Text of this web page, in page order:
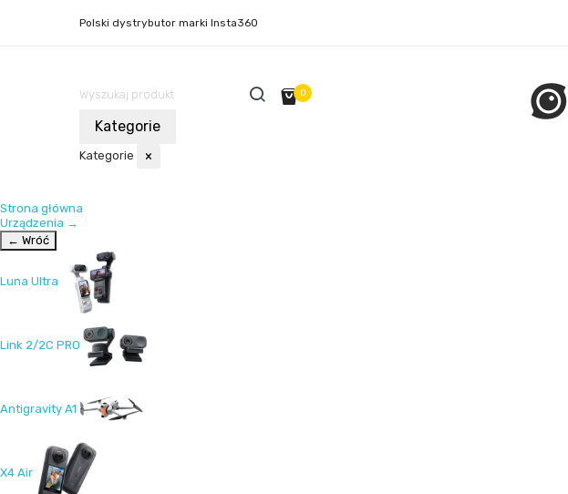
Polski dystrybutor marki Insta360
0
Kategorie
Kategorie ×
Strona główna
Urządzenia →
← Wróć
Luna Ultra
Link 2/2C PRO
Antigravity A1
X4 Air